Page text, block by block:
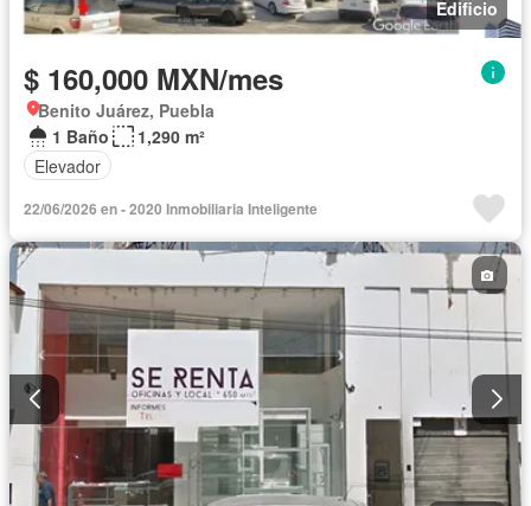
Edificio
$ 160,000 MXN/mes
Benito Juárez, Puebla
1 Baño
1,290 m²
Elevador
22/06/2026 en - 2020 Inmobiliaria Inteligente